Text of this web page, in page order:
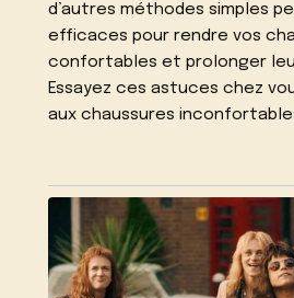
d’autres méthodes simples
efficaces pour rendre vos
confortables et prolonger
Essayez ces astuces chez
aux chaussures